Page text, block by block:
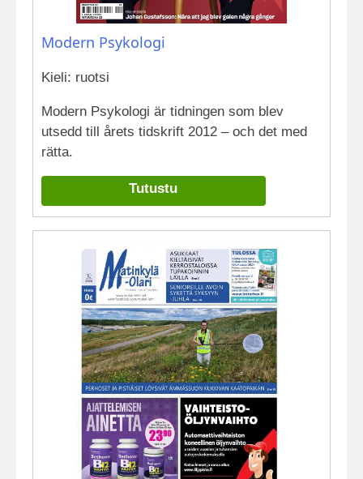
Modern Psykologi
Kieli: ruotsi
Modern Psykologi är tidningen som blev
utsedd till årets tidskrift 2012 – och det med
rätta.
Tutustu